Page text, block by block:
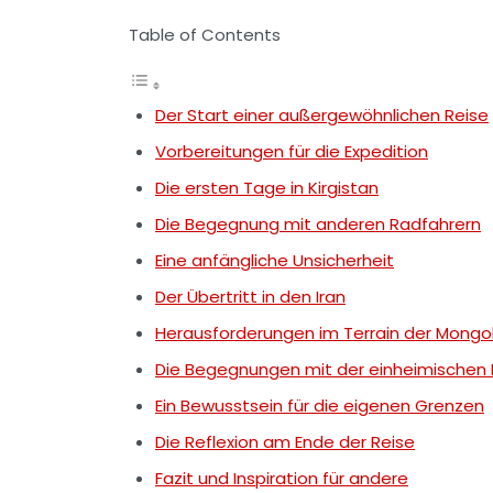
Table of Contents
Der Start einer außergewöhnlichen Reise
Vorbereitungen für die Expedition
Die ersten Tage in Kirgistan
Die Begegnung mit anderen Radfahrern
Eine anfängliche Unsicherheit
Der Übertritt in den Iran
Herausforderungen im Terrain der
Die Begegnungen mit der einheimischen
Ein Bewusstsein für die eigenen Grenzen
Die Reflexion am Ende der Reise
Fazit und Inspiration für andere